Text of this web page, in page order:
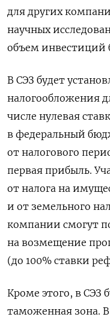
для других
научных
объем инвестиций
В СЭЗ будет
налогообложения
числе нулевая
в федеральный
от налогового
первая прибыль.
от налога на
и от земельного
компании смогут
на возмещение
(до 100% ставки
Кроме этого, в СЭЗ
таможенная зона.